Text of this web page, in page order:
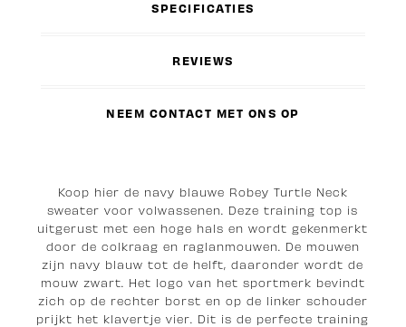
SPECIFICATIES
REVIEWS
NEEM CONTACT MET ONS OP
Koop hier de navy blauwe Robey Turtle Neck
sweater voor volwassenen. Deze training top is
uitgerust met een hoge hals en wordt gekenmerkt
door de colkraag en raglanmouwen. De mouwen
zijn navy blauw tot de helft, daaronder wordt de
mouw zwart. Het logo van het sportmerk bevindt
zich op de rechter borst en op de linker schouder
prijkt het klavertje vier. Dit is de perfecte training